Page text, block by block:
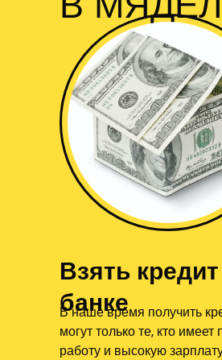
В наше время получить
могут только те, кто
работу и высокую
Взять
банке